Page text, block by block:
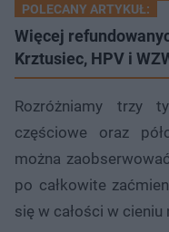
POLECANY ARTYKUŁ:
Więcej
Krztusiec, HPV i
Rozróżniamy trzy
częściowe oraz
można
po całkowite
się w całości w cieniu